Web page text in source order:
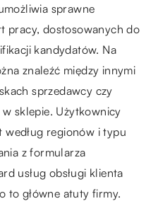
sprawne
pracy, dostosowanych do
kandydatów. Na
znaleźć między innymi
sprzedawcy czy
sklepie. Użytkownicy
regionów i typu
z formularza
usług obsługi klienta
to główne atuty firmy.